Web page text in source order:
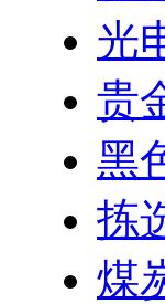
光
贵
黑
拣
煤